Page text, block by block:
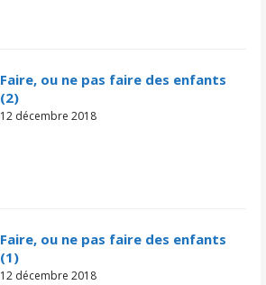
Faire, ou ne pas faire des enfants
(2)
12 décembre 2018
Faire, ou ne pas faire des enfants
(1)
12 décembre 2018